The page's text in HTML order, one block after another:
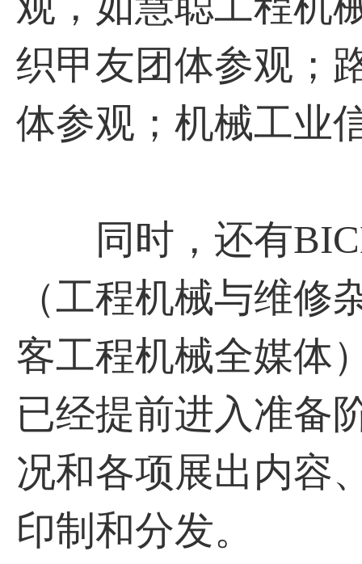
织甲友团体参观；
体参观；机械工业
同时，还有
（工程机械与维
客工程机械全媒体
已经提前进入准备
况和各项展出内容
印制和分发。